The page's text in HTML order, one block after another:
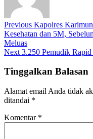
Previous Kapolres
Kesehatan dan 5M,
Meluas
Next 3.250 Pemudik
Tinggalkan Balasan
Alamat email Anda tidak
ditandai *
Komentar *